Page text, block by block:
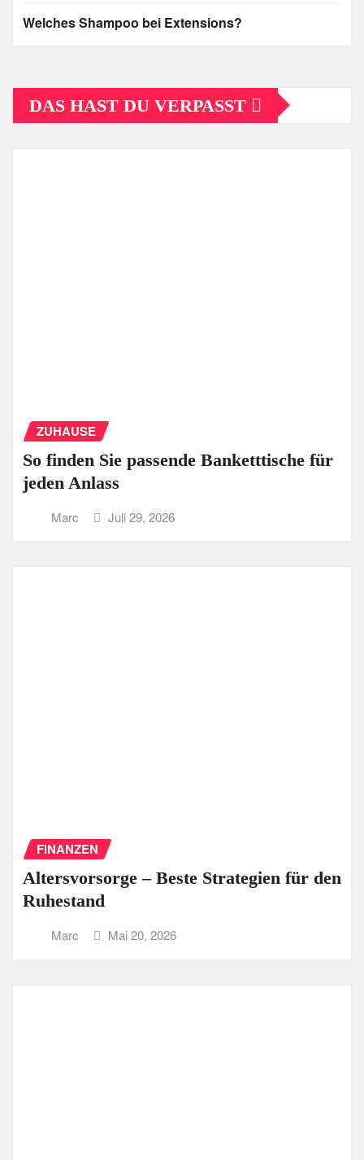
Welches Shampoo bei Extensions?
DAS HAST DU VERPASST
ZUHAUSE
So finden Sie passende Banketttische für
jeden Anlass
Marc Juli 29, 2026
FINANZEN
Altersvorsorge – Beste Strategien für den
Ruhestand
Marc Mai 20, 2026